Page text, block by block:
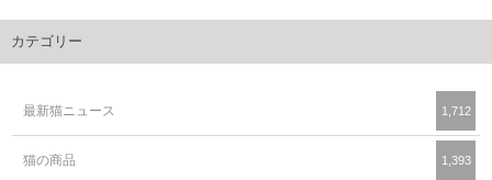
カテゴリー
最新猫ニュース 1,712
猫の商品 1,393